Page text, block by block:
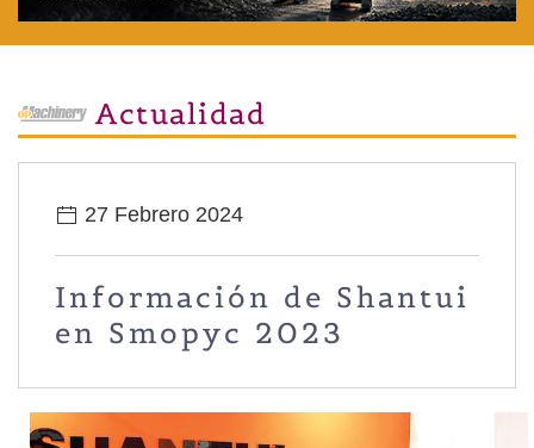
Actualidad
27 Febrero 2024
Información de Shantui
en Smopyc 2023